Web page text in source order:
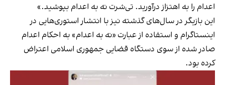
اعدام را به اهتزاز درآورید. تی‌شرت نه به اعدام بپوشید.»
این بازیگر در سال‌های گذشته نیز با انتشار استوری‌هایی در
اینستاگرام و استفاده از عبارت «نه به اعدام» به احکام اعدام
صادر شده از سوی دستگاه قضایی جمهوری اسلامی اعتراض
کرده بود.